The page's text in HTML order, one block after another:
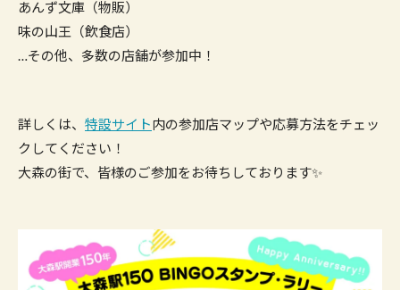
あんず文庫（物販）
味の山王（飲食店）
…その他、多数の店舗が参加中！
詳しくは、 特設サイト内の参加店マップや応募方法をチェッ
クしてください！
大森の街で、皆様のご参加をお待ちしております✨